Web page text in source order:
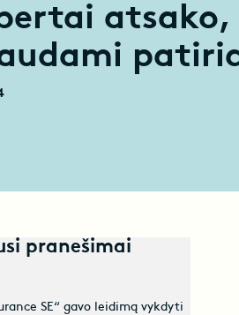
atsako,
pranešimai
SE“ gavo leidimą vykdyti